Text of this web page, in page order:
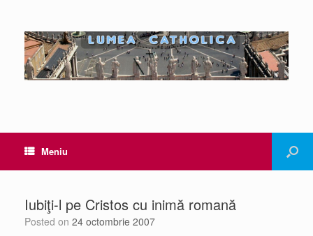
Meniu
Iubiţi-l pe Cristos cu inimă romană
Posted on 24 octombrie 2007